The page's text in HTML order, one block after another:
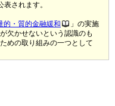
されます。
的・質的金融緩和
」の実施
欠かせないという認識のも
めの取り組みの一つとして